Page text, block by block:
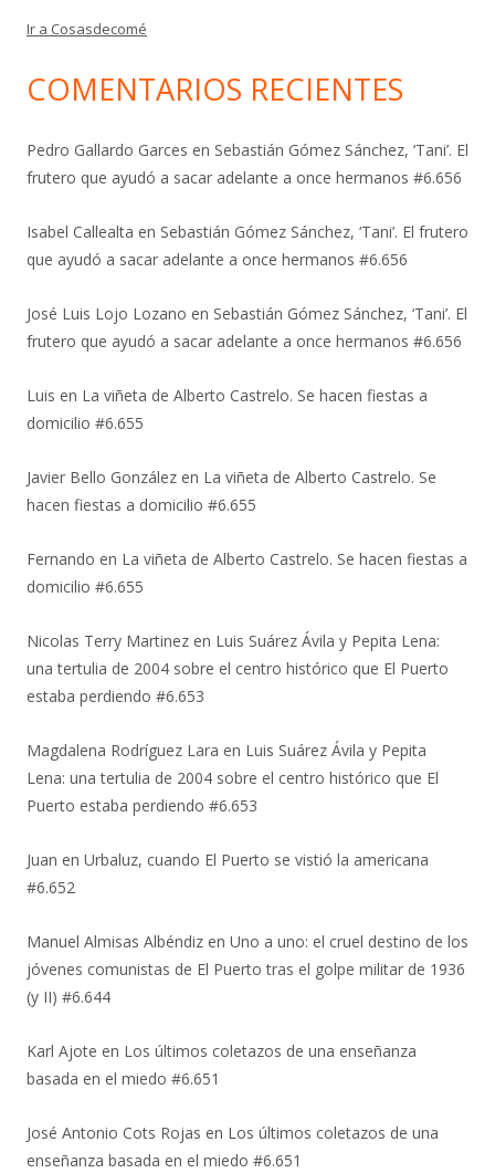
Ir a Cosasdecomé
COMENTARIOS RECIENTES
Pedro Gallardo Garces en Sebastián Gómez Sánchez, ‘Tani’. El
frutero que ayudó a sacar adelante a once hermanos #6.656
Isabel Callealta en Sebastián Gómez Sánchez, ‘Tani’. El frutero
que ayudó a sacar adelante a once hermanos #6.656
José Luis Lojo Lozano en Sebastián Gómez Sánchez, ‘Tani’. El
frutero que ayudó a sacar adelante a once hermanos #6.656
Luis en La viñeta de Alberto Castrelo. Se hacen fiestas a
domicilio #6.655
Javier Bello González en La viñeta de Alberto Castrelo. Se
hacen fiestas a domicilio #6.655
Fernando en La viñeta de Alberto Castrelo. Se hacen fiestas a
domicilio #6.655
Nicolas Terry Martinez en Luis Suárez Ávila y Pepita Lena:
una tertulia de 2004 sobre el centro histórico que El Puerto
estaba perdiendo #6.653
Magdalena Rodríguez Lara en Luis Suárez Ávila y Pepita
Lena: una tertulia de 2004 sobre el centro histórico que El
Puerto estaba perdiendo #6.653
Juan en Urbaluz, cuando El Puerto se vistió la americana
#6.652
Manuel Almisas Albéndiz en Uno a uno: el cruel destino de los
jóvenes comunistas de El Puerto tras el golpe militar de 1936
(y II) #6.644
Karl Ajote en Los últimos coletazos de una enseñanza
basada en el miedo #6.651
José Antonio Cots Rojas en Los últimos coletazos de una
enseñanza basada en el miedo #6.651